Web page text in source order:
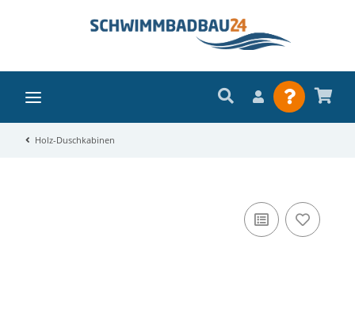
Holz-Duschkabinen